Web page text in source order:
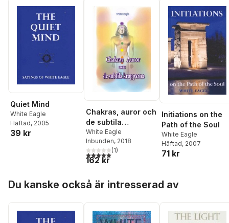
Quiet Mind
White Eagle
Häftad, 2005
39 kr
Chakras, auror och
de subtila
kropparna
White Eagle
Inbunden, 2018
5,0utav 5 stjärnor. Totalt antal röster:
(1)
162 kr
Initiations on the
Path of the Soul
White Eagle
Häftad, 2007
71 kr
Du kanske också är intresserad av